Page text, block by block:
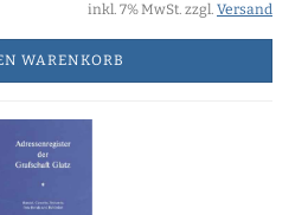
inkl. 7% MwSt. zzgl. Versand
WARENKORB